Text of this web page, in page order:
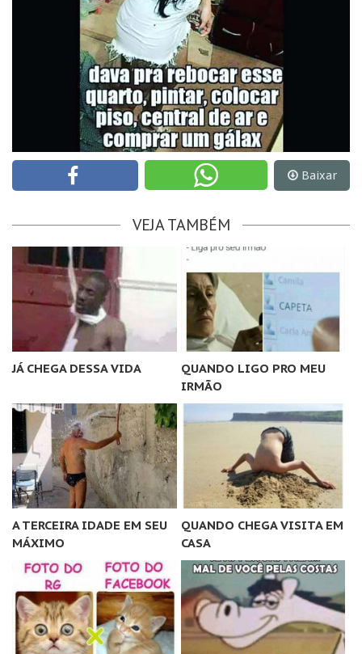
Baixar
VEJA TAMBÉM
JÁ CHEGA DESSA VIDA
QUANDO LIGO PRO MEU
IRMÃO
A TERCEIRA IDADE EM SEU
MÁXIMO
QUANDO CHEGA VISITA EM
CASA